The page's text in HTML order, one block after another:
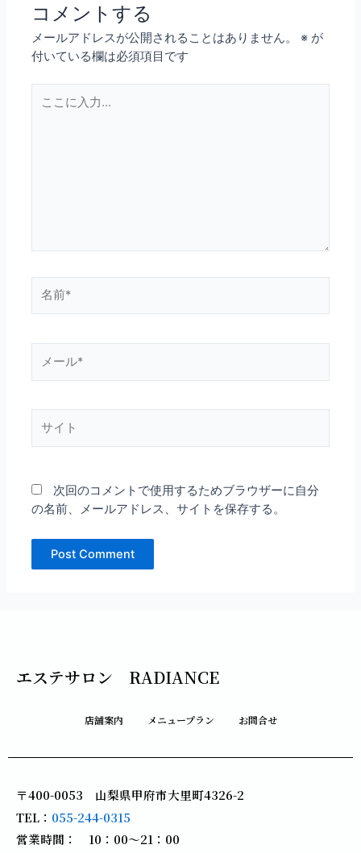
コメントする
メールアドレスが公開されることはありません。 ※ が
付いている欄は必須項目です
こ
ー
*
次回のコメントで使用するためブラウザーに自分
の名前、メールアドレス、サイトを保存する。
エステサロン RADIANCE
店舗案内 メニュープラン お問合せ
〒400-0053 山梨県甲府市大里町4326-2
TEL： 055-244-0315
営業時間： 10：00～21：00